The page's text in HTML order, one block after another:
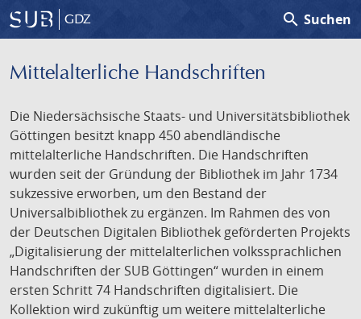
GDZ search Suchen
Mittelalterliche Handschriften
Die Niedersächsische Staats- und Universitätsbibliothek
Göttingen besitzt knapp 450 abendländische
mittelalterliche Handschriften. Die Handschriften
wurden seit der Gründung der Bibliothek im Jahr 1734
sukzessive erworben, um den Bestand der
Universalbibliothek zu ergänzen. Im Rahmen des von
der Deutschen Digitalen Bibliothek geförderten Projekts
„Digitalisierung der mittelalterlichen volkssprachlichen
Handschriften der SUB Göttingen“ wurden in einem
ersten Schritt 74 Handschriften digitalisiert. Die
Kollektion wird zukünftig um weitere mittelalterliche